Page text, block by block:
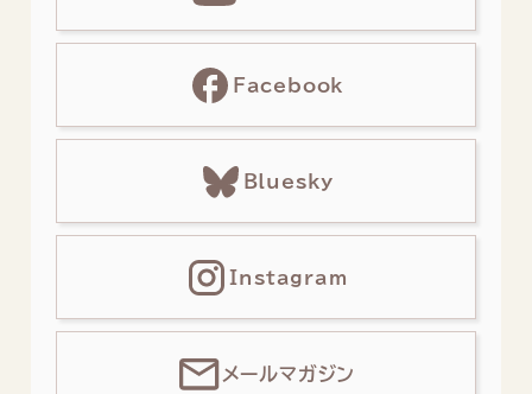
Facebook
Bluesky
Instagram
メールマガジン